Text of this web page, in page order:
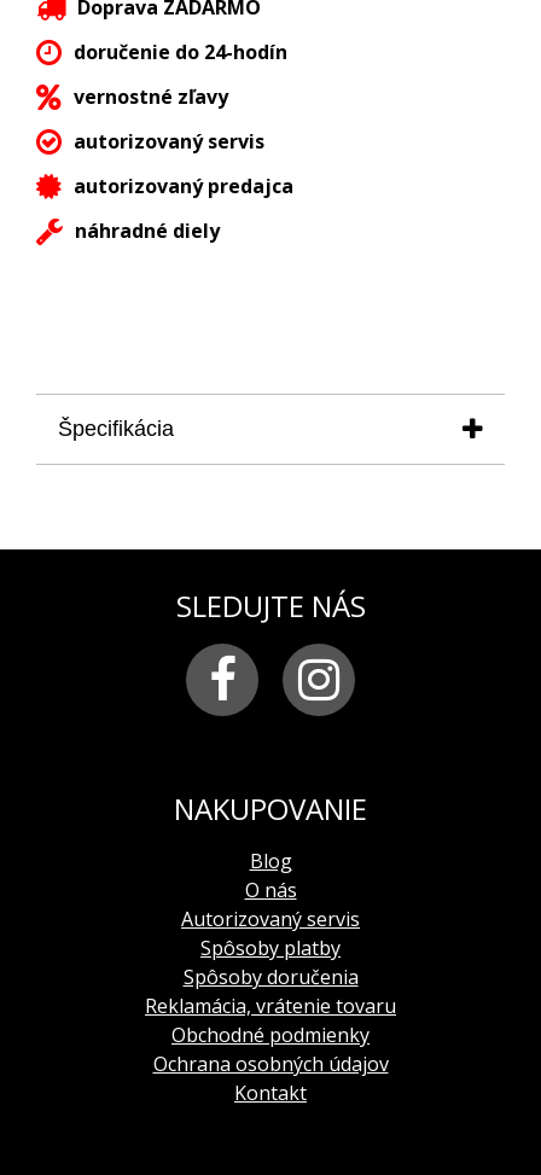
Doprava ZADARMO
doručenie do 24-hodín
vernostné zľavy
autorizovaný servis
autorizovaný predajca
náhradné diely
Špecifikácia
sklíčko:zafírové predné
skeletizovaný
5 ATM
teľacia koža prešívaná bielou niťou
farba remienka:hnedá
SLEDUJTE NÁS
NAKUPOVANIE
Blog
O nás
Autorizovaný servis
Spôsoby platby
Spôsoby doručenia
Reklamácia, vrátenie tovaru
Obchodné podmienky
Ochrana osobných údajov
Kontakt